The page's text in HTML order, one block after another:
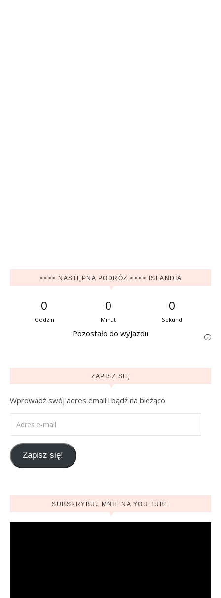
>>>> NASTĘPNA PODRÓŻ <<<< ISLANDIA
0
Godzin
0
Minut
0
Sekund
Pozostało do wyjazdu i
ZAPISZ SIĘ
Wprowadź swój adres email i bądź na bieżąco
Zapisz się!
SUBSKRYBUJ MNIE NA YOU TUBE